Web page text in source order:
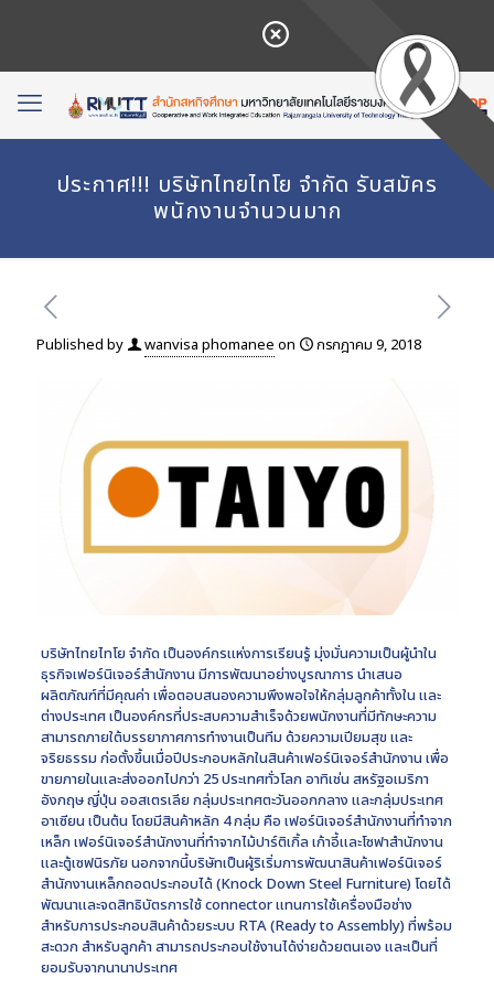
ประกาศ!!! บริษัทไทยไทโย จำกัด รับสมัคร
พนักงานจำนวนมาก
Published by wanvisa phomanee on กรกฎาคม 9, 2018
บริษัทไทยไทโย จำกัด เป็นองค์กรแห่งการเรียนรู้ มุ่งมั่นความเป็นผู้นำใน
ธุรกิจเฟอร์นิเจอร์สำนักงาน มีการพัฒนาอย่างบูรณาการ นำเสนอ
ผลิตภัณฑ์ที่มีคุณค่า เพื่อตอบสนองความพึงพอใจให้กลุ่มลูกค้าทั้งใน และ
ต่างประเทศ เป็นองค์กรที่ประสบความสำเร็จด้วยพนักงานที่มีทักษะความ
สามารถภายใต้บรรยากาศการทำงานเป็นทีม ด้วยความเปียมสุข และ
จริยธรรม ก่อตั้งขึ้นเมื่อปีประกอบหลักในสินค้าเฟอร์นิเจอร์สำนักงาน เพื่อ
ขายภายในและส่งออกไปกว่า 25 ประเทศทั่วโลก อาทิเช่น สหรัฐอเมริกา
อังกฤษ ญี่ปุ่น ออสเตรเลีย กลุ่มประเทศตะวันออกกลาง และกลุ่มประเทศ
อาเซียน เป็นต้น โดยมีสินค้าหลัก 4 กลุ่ม คือ เฟอร์นิเจอร์สำนักงานที่ทำจาก
เหล็ก เฟอร์นิเจอร์สำนักงานที่ทำจากไม้ปาร์ติเกิ้ล เก้าอี้และโซฟาสำนักงาน
และตู้เซฟนิรภัย นอกจากนี้บริษัทเป็นผู้ริเริ่มการพัฒนาสินค้าเฟอร์นิเจอร์
สำนักงานเหล็กถอดประกอบได้ (Knock Down Steel Furniture) โดยได้
พัฒนาและจดสิทธิบัตรการใช้ connector แทนการใช้เครื่องมือช่าง
สำหรับการประกอบสินค้าด้วยระบบ RTA (Ready to Assembly) ที่พร้อม
สะดวก สำหรับลูกค้า สามารถประกอบใช้งานได้ง่ายด้วยตนเอง และเป็นที่
ยอมรับจากนานาประเทศ